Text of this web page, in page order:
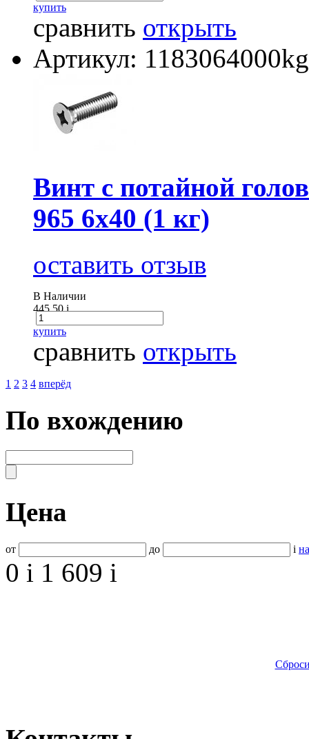
купить
сравнить открыть
Артикул: 1183064000kg
Винт с потайной
965 6х40 (1 кг)
оставить отзыв
В Наличии
445.50i
купить
сравнить открыть
1 2 3 4 вперёд
По вхождению
Цена
от до i
0 i 1 609 i